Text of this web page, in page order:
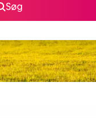
Søg